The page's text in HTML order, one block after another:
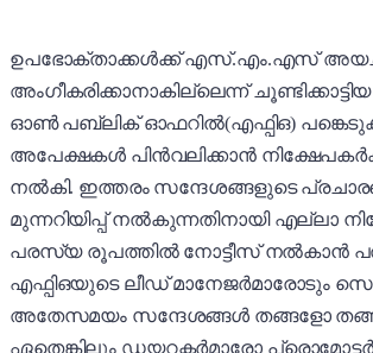
ഉപഭോക്താക്കൾക്ക് എസ്.എം.എസ് അയച്ച
അംഗീകരിക്കാനാകില്ലെന്ന്
ഓൺ പബ്ലിക് ഓഫറിൽ(എഫ്പിഒ)
അപേക്ഷകൾ പി‌ൻവലിക്കാൻ
നൽകി. ഇത്തരം സന്ദേശങ്ങളുടെ
മുന്നറിയിപ്പ് നൽകുന്നതിനായി എല്ലാ
പരസ്യ രൂപത്തിൽ നോട്ടീസ് നൽകാൻ
എഫ്പിഒയുടെ ലീഡ് മാനേജർമാരോടും
അതേസമയം സന്ദേശങ്ങൾ തങ്ങളോ
ഏതെങ്കിലും ഡയറക്ടർമാരോ